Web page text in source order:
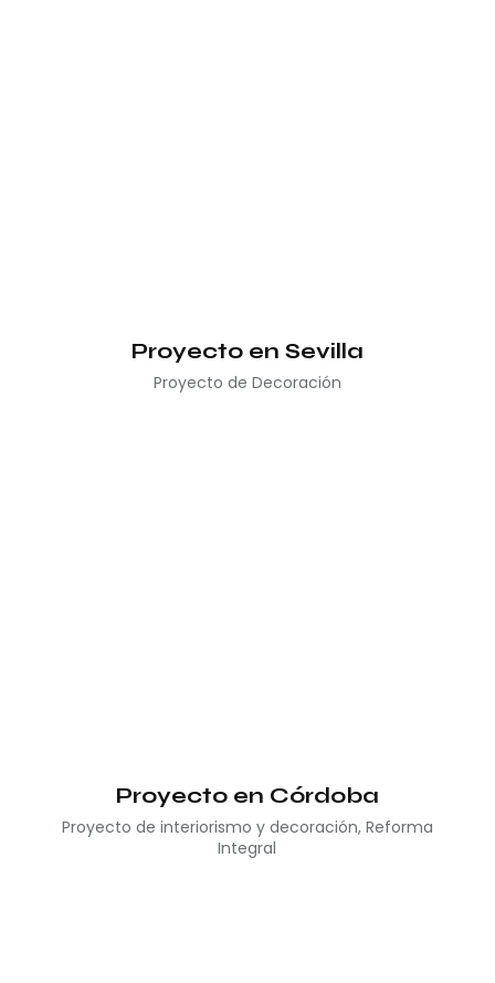
Proyecto en Sevilla
Proyecto de Decoración
Proyecto en Córdoba
Proyecto de interiorismo y decoración, Reforma
Integral